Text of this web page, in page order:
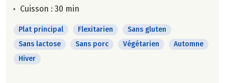
Cuisson : 30 min
Plat principal Flexitarien
Sans gluten
Sans lactose
Sans porc Végétarien
Automne
Hiver